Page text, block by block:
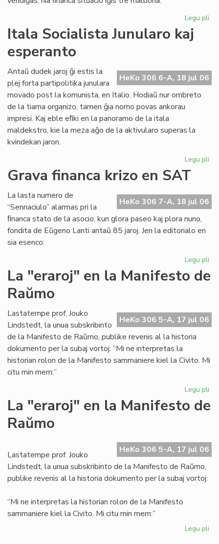
Legu pli
Itala Socialista Junularo kaj
esperanto
HeKo 306 6-A, 18 jul 06
Antaŭ dudek jaroj ĝi estis la
plej forta partipolitika junulara
movado post la komunista, en Italio. Hodiaŭ nur ombreto
de la tiama organizo, tamen ĝia nomo povas ankorau
impresi. Kaj eble eﬁki en la panoramo de la itala
maldekstro, kie la meza aĝo de la aktivularo superas la
kvindekan jaron.
Legu pli
Grava financa krizo en SAT
HeKo 306 7-A, 18 jul 06
La lasta numero de
“Sennaciulo” alarmas pri la
ﬁnanca stato de la asocio, kun glora paseo kaj plora nuno,
fondita de Eŭgeno Lanti antaŭ 85 jaroj. Jen la editorialo en
sia esenco:
Legu pli
La "eraroj" en la Manifesto de
Raŭmo
HeKo 306 5-A, 17 jul 06
Lastatempe prof. Jouko
Lindstedt, la unua subskribinto
de la Manifesto de Raŭmo, publike revenis al la historia
dokumento per la subaj vortoj: “Mi ne interpretas la
historian rolon de la Manifesto sammaniere kiel la Civito. Mi
citu min mem:”
Legu pli
La "eraroj" en la Manifesto de
Raŭmo
HeKo 306 5-A, 17 jul 06
Lastatempe prof. Jouko
Lindstedt, la unua subskribinto de la Manifesto de Raŭmo,
publike revenis al la historia dokumento per la subaj vortoj:
“Mi ne interpretas la historian rolon de la Manifesto
sammaniere kiel la Civito. Mi citu min mem:”
Legu pli